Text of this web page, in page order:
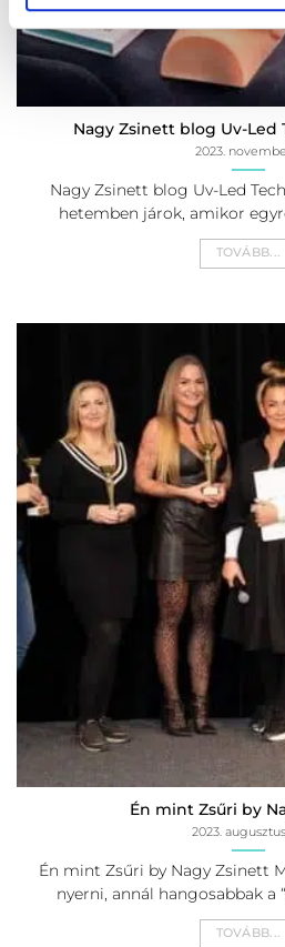
Nagy Zsinett blog Uv-Led
2023.
Nagy Zsinett blog Uv-Led
hetemben járok, amikor
TOVÁBB...
Én mint Zsűri by
2023.
Én mint Zsűri by Nagy Zsinett
nyerni, annál hangosabbak a
TOVÁBB...